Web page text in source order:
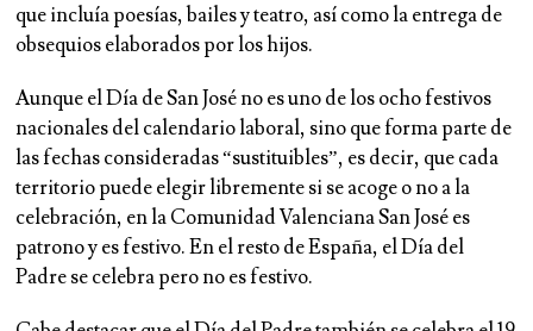
que incluía poesías, bailes y teatro, así como la entrega de
obsequios elaborados por los hijos.
Aunque el Día de San José no es uno de los ocho festivos
nacionales del calendario laboral, sino que forma parte de
las fechas consideradas “sustituibles”, es decir, que cada
territorio puede elegir libremente si se acoge o no a la
celebración, en la Comunidad Valenciana San José es
patrono y es festivo. En el resto de España, el Día del
Padre se celebra pero no es festivo.